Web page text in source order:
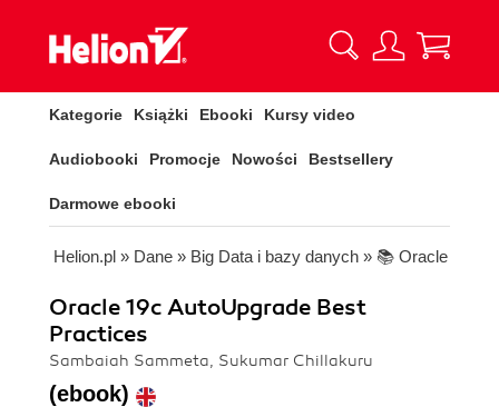
Kategorie Książki Ebooki Kursy video
Audiobooki Promocje Nowości Bestsellery
Darmowe ebooki
Helion.pl » Dane » Big Data i bazy danych » 📚 Oracle
Oracle 19c AutoUpgrade Best
Practices
Sambaiah Sammeta, Sukumar Chillakuru
(ebook)